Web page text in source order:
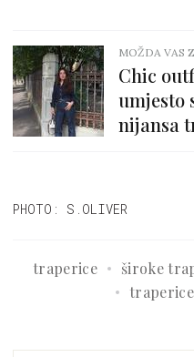
MOŽDA VAS
Chic
umjesto
nijansa
PHOTO: S.OLIVER
traperice široke